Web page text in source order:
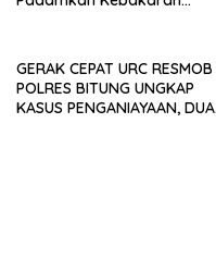
GERAK CEPAT URC RESMOB
POLRES BITUNG UNGKAP
KASUS PENGANIAYAAN, DUA